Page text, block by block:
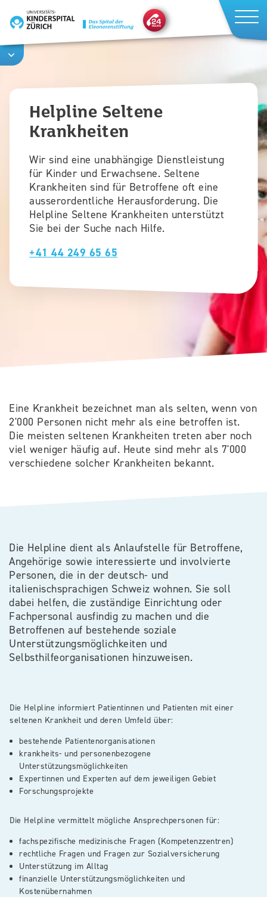
zum
Inhalt
Helpline Seltene
Krankheiten
Wir sind eine unabhängige Dienstleistung
für Kinder und Erwachsene. Seltene
Krankheiten sind für Betroffene oft eine
ausserordentliche Herausforderung. Die
Helpline Seltene Krankheiten unterstützt
Sie bei der Suche nach Hilfe.
+41 44 249 65 65
Eine Krankheit bezeichnet man als selten, wenn von
2'000 Personen nicht mehr als eine betroffen ist.
Die meisten seltenen Krankheiten treten aber noch
viel weniger häufig auf. Heute sind mehr als 7'000
verschiedene solcher Krankheiten bekannt.
​Die Helpline dient als Anlaufstelle für Betroffene,
Angehörige sowie interessierte und involvierte
Personen, die in der deutsch- und
italienischsprachigen Schweiz wohnen. Sie soll
dabei helfen, die zuständige Einrichtung oder
Fachpersonal ausfindig zu machen und die
Betroffenen auf bestehende soziale
Unterstützungsmöglichkeiten und
Selbsthilfeorganisationen hinzuweisen.
Die Helpline informiert Patientinnen und Patienten mit einer
seltenen Krankheit und deren Umfeld über:
bestehende Patientenorganisationen
krankheits- und personenbezogene
Unterstützungsmöglichkeiten
Expertinnen und Experten auf dem jeweiligen Gebiet
Forschungsprojekte
Die Helpline vermittelt mögliche Ansprechpersonen für:
fachspezifische medizinische Fragen (Kompetenzzentren)
rechtliche Fragen und Fragen zur Sozialversicherung
Unterstützung im Alltag
finanzielle Unterstützungsmöglichkeiten und
Kostenübernahmen